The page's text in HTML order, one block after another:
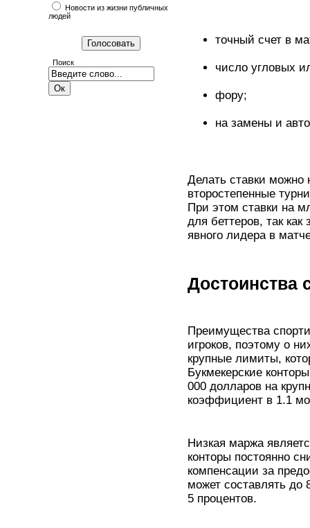
Новости из жизни публичных
людей
Поиск
точный счет в
число угловых
фору;
на замены и
Делать ставки можно
второстепенные
При этом ставки на
для беттеров, так
явного лидера в
Достоинства
Преимущества
игроков, поэтому о
крупные лимиты,
Букмекерские
000 долларов на
коэффициент в 1.1
Низкая маржа
конторы постоянно
компенсации за
может составлять до
5 процентов.